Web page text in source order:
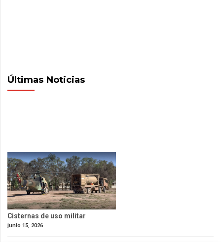
Últimas Noticias
Cisternas de uso militar
junio 15, 2026